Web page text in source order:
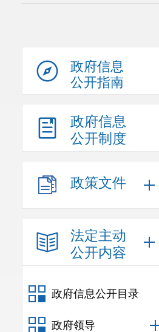
政府信息
公开指南
政府信息
公开制度
政策文件
法定主动
公开内容
政府信息公开目录
政府领导